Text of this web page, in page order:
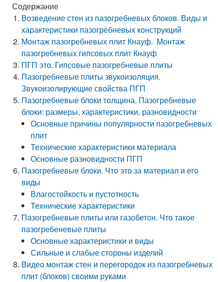
Содержание
Возведение стен из пазогребневых блоков. Виды и
характеристики пазогребневых конструкций
Монтаж пазогребневых плит Кнауф. Монтаж
пазогребневых гипсовых плит Кнауф
ПГП это. Гипсовые пазогребневые плиты
Пазогребневые плиты звукоизоляция.
Звукоизолирующие свойства ПГП
Пазогребневые блоки толщина. Пазогребневые
блоки: размеры, характеристики, разновидности
Основные причины популярности пазогребневых
плит
Технические характеристики материала
Основные разновидности ПГП
Пазогребневые блоки. Что это за материал и его
виды
Влагостойкость и пустотность
Технические характеристики
Пазогребневые плиты или газобетон. Что такое
пазогребеневые плиты
Основные характеристики и виды
Сильные и слабые стороны изделий
Видео монтаж стен и перегородок из пазогребневых
плит (блоков) своими руками